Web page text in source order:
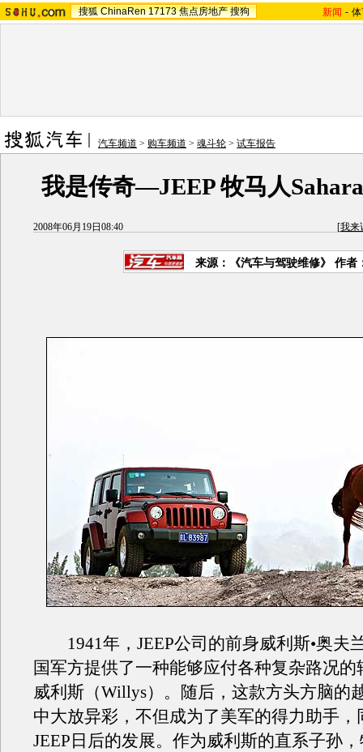
搜狐 ChinaRen 17173 焦点房地产 搜狗 新闻 -
汽车频道 > 购车频道 > 魂斗轮 > 试车报告
我是传奇—JEEP 牧马人
2008年06月19日08:40 [我来
来源：《汽车与驾驶维修》 作者
1941年，JEEP公司的前身威利斯•奥夫
国军方提供了一种能够应付各种复杂路况
威利斯（Willys）。随后，这款方头方脑的
中大放异彩，不但成为了美军的得力助手，
JEEP日后的发展。作为威利斯的直系子孙